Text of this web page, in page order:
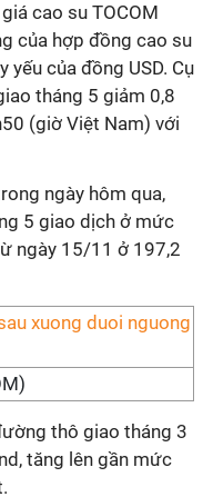
cao su TOCOM
của hợp đồng cao su
của đồng USD. Cụ
tháng 5 giảm 0,8
(giờ Việt Nam) với
ngày hôm qua,
5 giao dịch ở mức
ngày 15/11 ở 197,2
thô giao tháng 3
tăng lên gần mức